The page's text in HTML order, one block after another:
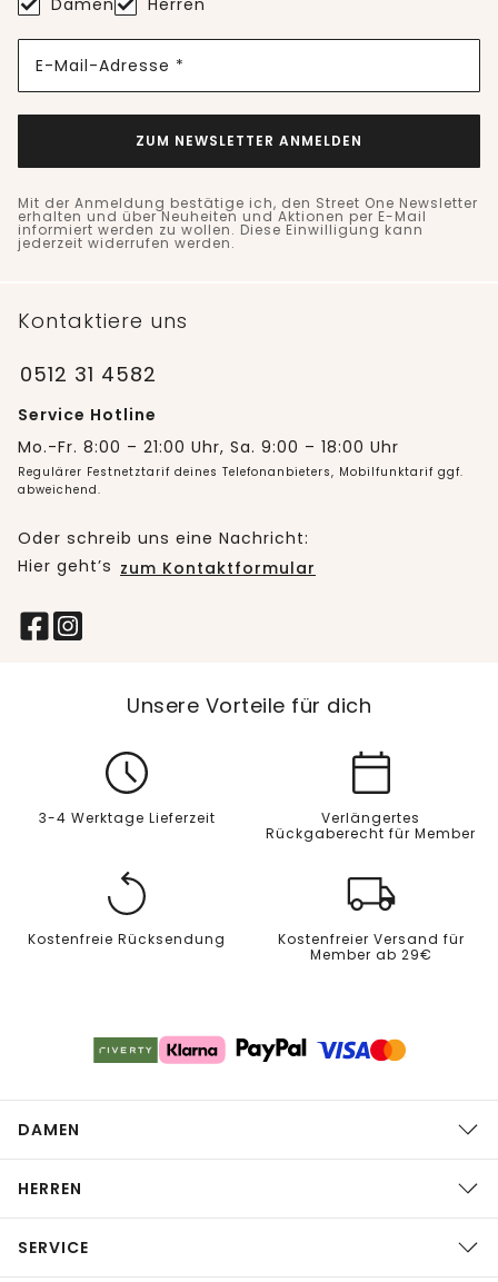
Damen Herren
E-Mail-Adresse *
ZUM NEWSLETTER ANMELDEN
Mit der Anmeldung bestätige ich, den Street One Newsletter
erhalten und über Neuheiten und Aktionen per E-Mail
informiert werden zu wollen. Diese Einwilligung kann
jederzeit widerrufen werden.
Kontaktiere uns
0512 31 4582
Service Hotline
Mo.-Fr. 8:00 – 21:00 Uhr, Sa. 9:00 – 18:00 Uhr
Regulärer Festnetztarif deines Telefonanbieters, Mobilfunktarif ggf.
abweichend.
Oder schreib uns eine Nachricht:
Hier geht’s zum Kontaktformular
Unsere Vorteile für dich
3-4 Werktage Lieferzeit
Verlängertes
Rückgaberecht für Member
Kostenfreie Rücksendung
Kostenfreier Versand für
Member ab 29€
DAMEN
HERREN
SERVICE